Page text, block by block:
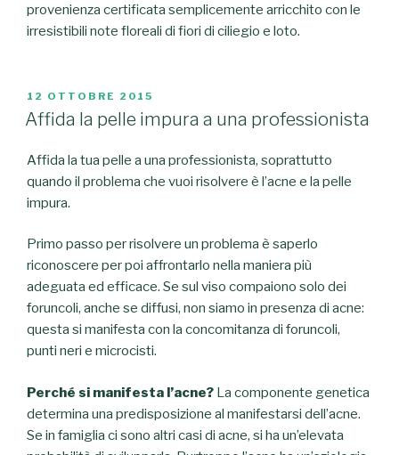
provenienza certificata semplicemente arricchito con le
irresistibili note floreali di fiori di ciliegio e loto.
PUBBLICATO
IL
12 OTTOBRE 2015
Affida la pelle impura a una professionista
Affida la tua pelle a una professionista, soprattutto
quando il problema che vuoi risolvere è l’acne e la pelle
impura.
Primo passo per risolvere un problema è saperlo
riconoscere per poi affrontarlo nella maniera più
adeguata ed efficace. Se sul viso compaiono solo dei
foruncoli, anche se diffusi, non siamo in presenza di acne:
questa si manifesta con la concomitanza di foruncoli,
punti neri e microcisti.
Perché si manifesta l’acne? La componente genetica
determina una predisposizione al manifestarsi dell’acne.
Se in famiglia ci sono altri casi di acne, si ha un’elevata